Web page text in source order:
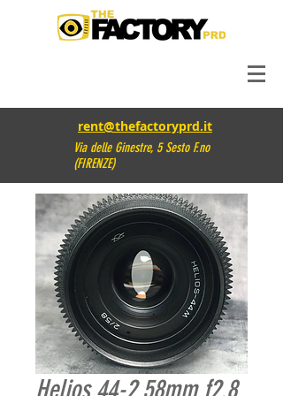
rent@thefactoryprd.it
Via delle Ginestre, 5 Sesto F.no
(FIRENZE)